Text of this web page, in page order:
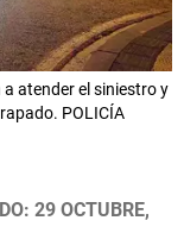
atender el siniestro y
POLICÍA
29 OCTUBRE,